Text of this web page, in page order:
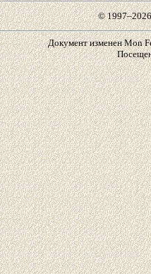
©
Документ изменен Mon